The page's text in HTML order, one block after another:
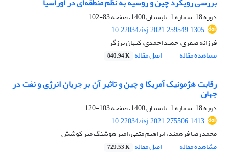
دوره 18، شماره 1، تابستان 1400، صفحه
83-102
10.22034/isj.2021.259549.1305
فرزانه صفری، حمید احمدی، کیهان برزگر
مشاهده مقاله
اصل مقاله 840.94 K
رقابت هژمونیک آمریکا و چین و تاثیر آن بر جریان انرژی و نفت در
جهان
دوره 18، شماره 1، تابستان 1400، صفحه
103-120
10.22034/isj.2021.275506.1413
محمدرضا فرهمند، ابراهیم متقی، امیر هوشنگ میر کوشش
مشاهده مقاله
اصل مقاله 729.53 K